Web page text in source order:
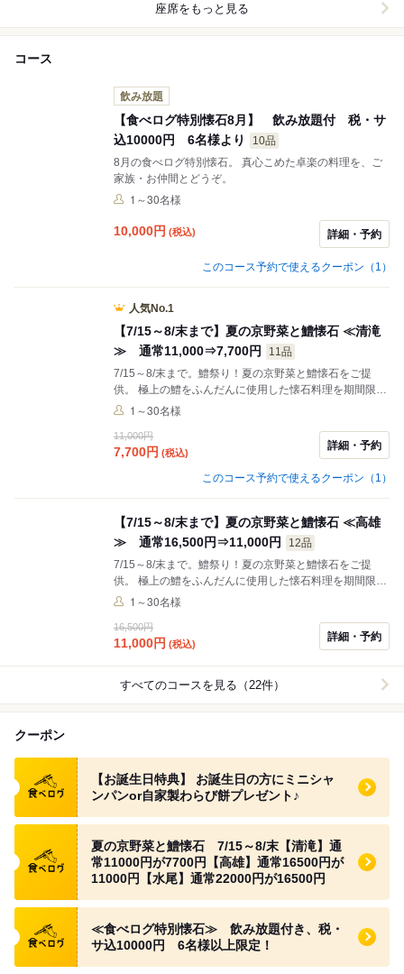
座席をもっと見る
コース
飲み放題
【食べログ特別懐石8月】 飲み放題付 税・サ
込10000円 6名様より
10品
8月の食べログ特別懐石。 真心こめた卓楽の料理を、ご
家族・お仲間とどうぞ。
1～30名様
10,000円 (税込) 詳細・予約
このコース予約で使えるクーポン（1）
人気No.1
【7/15～8/末まで】夏の京野菜と鱧懐石 ≪清滝
≫ 通常11,000⇒7,700円
11品
7/15～8/末まで。鱧祭り！夏の京野菜と鱧懐石をご提
供。 極上の鱧をふんだんに使用した懐石料理を期間限定
でお値打ち価格にて！
1～30名様
11,000円
7,700円 (税込)
詳細・予約
このコース予約で使えるクーポン（1）
【7/15～8/末まで】夏の京野菜と鱧懐石 ≪高雄
≫ 通常16,500円⇒11,000円
12品
7/15～8/末まで。鱧祭り！夏の京野菜と鱧懐石をご提
供。 極上の鱧をふんだんに使用した懐石料理を期間限定
でお値打ち価格にて！
1～30名様
16,500円
11,000円 (税込)
詳細・予約
すべてのコースを見る（22件）
クーポン
食べログ クーポン
【お誕生日特典】 お誕生日の方にミニシャ
ンパンor自家製わらび餅プレゼント♪
食べログ クーポン
夏の京野菜と鱧懐石 7/15～8/末【清滝】通
常11000円が7700円【高雄】通常16500円が
11000円【水尾】通常22000円が16500円
食べログ クーポン
≪食べログ特別懐石≫ 飲み放題付き、税・
サ込10000円 6名様以上限定！